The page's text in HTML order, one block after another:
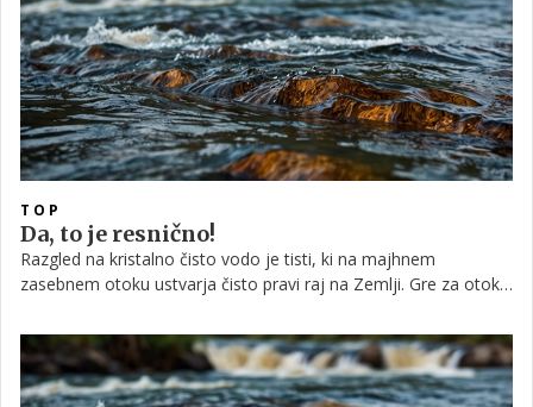
TOP
Da, to je resnično!
Razgled na kristalno čisto vodo je tisti, ki na majhnem
zasebnem otoku ustvarja čisto pravi raj na Zemlji. Gre za otok
prerašča divje rastlinje. Poglejte!